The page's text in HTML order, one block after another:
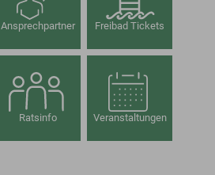
Ansprechpartner Freibad Tickets
Ratsinfo Veranstaltungen